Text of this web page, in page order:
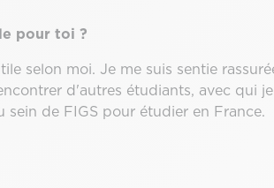
pour toi ?
selon moi. Je me suis sentie
d'autres étudiants, avec qui
sein de FIGS pour étudier en France.